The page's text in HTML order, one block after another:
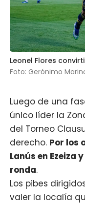
Leonel Flores
Foto: Gerónimo
Luego de una
único líder la
del Torneo
derecho. Por los
Lanús en Ezeiza
ronda.
Los pibes
valer la localía